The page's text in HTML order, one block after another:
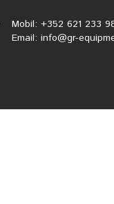
Mobil: +352 621 233
Email: info@gr-